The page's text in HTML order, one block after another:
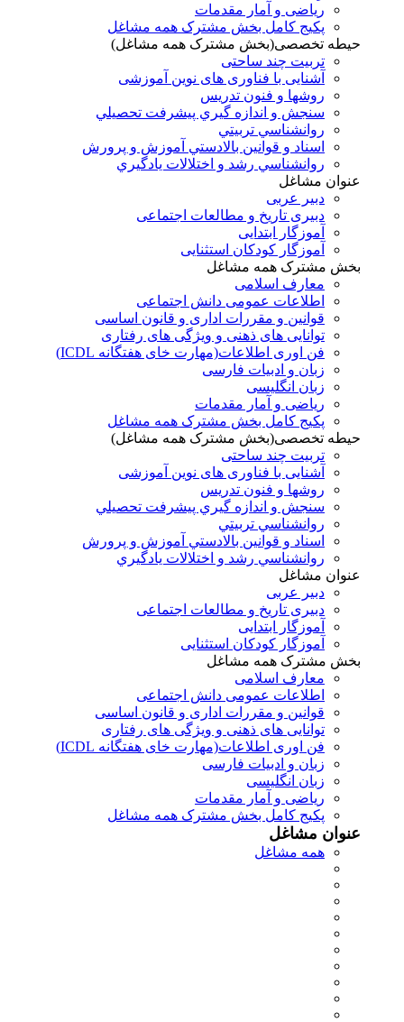
ریاضی و آمار مقدمات
پکیج کامل بخش مشترک همه مشاغل
حیطه تخصصی(بخش مشترک همه مشاغل)
تربیت چند ساحتی
آشنایی با فناوری های نوین آموزشی
روشها و فنون تدريس
سنجش و اندازه گيري پيشرفت تحصيلي
روانشناسي تربيتي
اسناد و قوانين بالادستي آموزش و پرورش
روانشناسي رشد و اختلالات يادگيري
عنوان مشاغل
دبير عربی
دبیری تاریخ و مطالعات اجتماعی
آموزگار ابتدایی
آموزگار کودکان استثنایی
بخش مشترک همه مشاغل
معارف اسلامی
اطلاعات عمومی دانش اجتماعی
قوانین و مقررات اداری و قانون اساسی
توانایی های ذهنی و ویژگی های رفتاری
فن اوری اطلاعات(مهارت خای هفتگانه ICDL)
زبان و ادبیات فارسی
زبان انگلیسی
ریاضی و آمار مقدمات
پکیج کامل بخش مشترک همه مشاغل
حیطه تخصصی(بخش مشترک همه مشاغل)
تربیت چند ساحتی
آشنایی با فناوری های نوین آموزشی
روشها و فنون تدريس
سنجش و اندازه گيري پيشرفت تحصيلي
روانشناسي تربيتي
اسناد و قوانين بالادستي آموزش و پرورش
روانشناسي رشد و اختلالات يادگيري
عنوان مشاغل
دبير عربی
دبیری تاریخ و مطالعات اجتماعی
آموزگار ابتدایی
آموزگار کودکان استثنایی
بخش مشترک همه مشاغل
معارف اسلامی
اطلاعات عمومی دانش اجتماعی
قوانین و مقررات اداری و قانون اساسی
توانایی های ذهنی و ویژگی های رفتاری
فن اوری اطلاعات(مهارت خای هفتگانه ICDL)
زبان و ادبیات فارسی
زبان انگلیسی
ریاضی و آمار مقدمات
پکیج کامل بخش مشترک همه مشاغل
عنوان مشاغل
همه مشاغل